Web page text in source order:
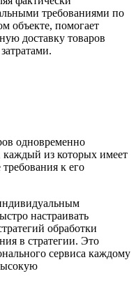
требованиями по
объекте, помогает
доставку товаров
одновременно
каждый из которых имеет
к его
настраивать
обработки
в стратегии. Это
сервиса каждому